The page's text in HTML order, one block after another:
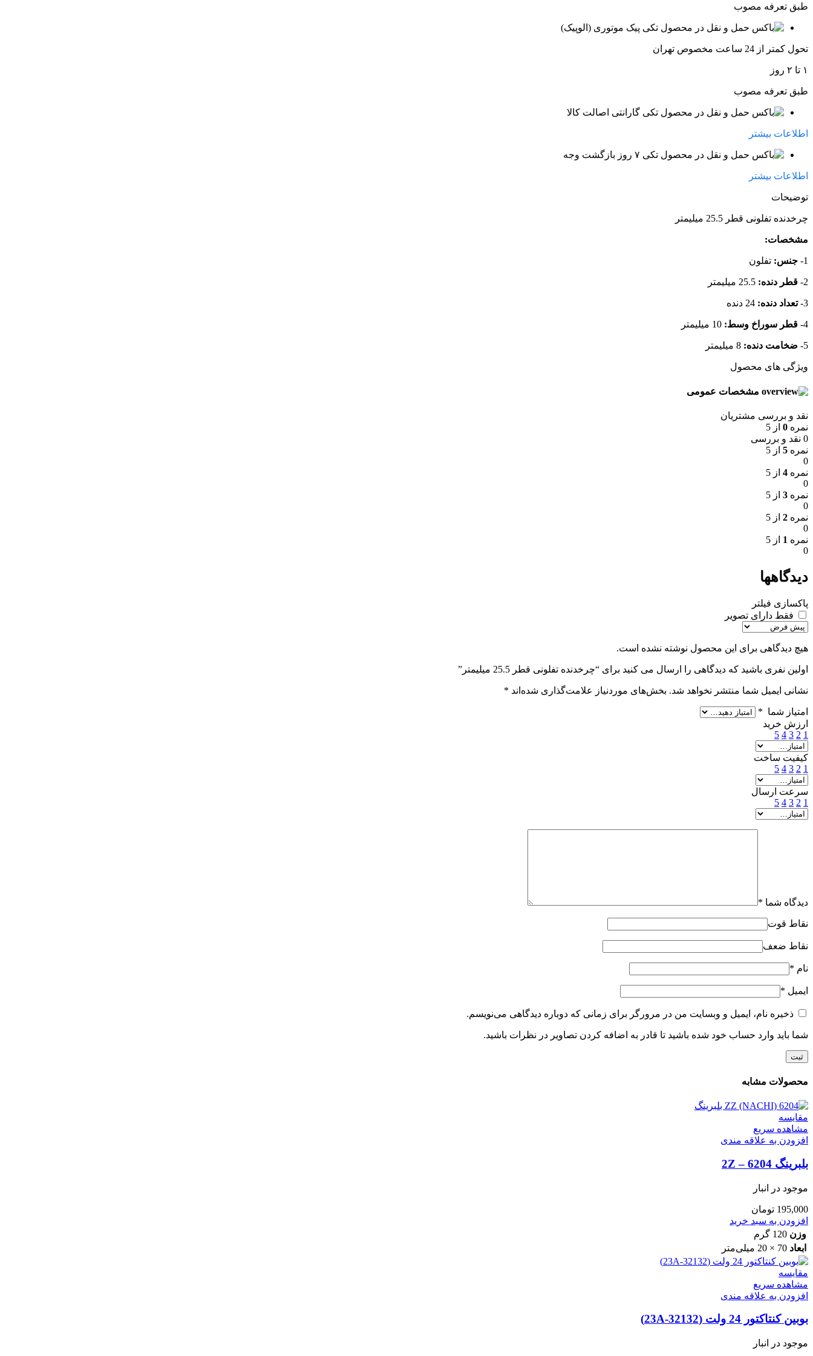
طبق تعرفه مصوب
پیک موتوری (الوپیک)
تحول کمتر از 24 ساعت مخصوص تهران
۱ تا ۲ روز
طبق تعرفه مصوب
گارانتی اصالت کالا
اطلاعات بیشتر
۷ روز بازگشت وجه
اطلاعات بیشتر
توضیحات
چرخدنده تفلونی قطر 25.5 میلیمتر
مشخصات:
1- جنس: تفلون
2- قطر دنده:
3- تعداد دنده:
4- قطر سوراخ وسط:
5- ضخامت دنده:
ویژگی های محصول
مشخصات عمومی
نقد و بررسی مشتریان
نمره 0 از 5
0 نقد و بررسی
نمره 5 از 5
0
نمره 4 از 5
0
نمره 3 از 5
0
نمره 2 از 5
0
نمره 1 از 5
0
دیدگاهها
پاکسازی فیلتر
فقط دارای تصویر
هیچ دیدگاهی برای این محصول نوشته نشده است.
اولین نفری باشید که دیدگاهی را ارسال می کنید برای “چرخدنده تفلونی قطر 25.5 میلیمتر”
نشانی ایمیل شما منتشر نخواهد شد. بخش‌های موردنیاز علامت‌گذاری شده‌اند *
امتیاز شما *
ارزش خرید
1
2
3
4
5
کیفیت ساخت
1
2
3
4
5
سرعت ارسال
1
2
3
4
5
دیدگاه شما *
نقاط قوت
نقاط ضعف
نام *
ایمیل *
ذخیره نام، ایمیل و وبسایت من در مرورگر برای زمانی که دوباره دیدگاهی می‌نویسم.
شما باید وارد حساب خود شده باشید تا قادر به اضافه کردن تصاویر در نظرات باشید.
محصولات مشابه
مقایسه
مشاهده سریع
افزودن به علاقه مندی
بلبرینگ 6204 – 2Z
موجود در انبار
195,000 تومان
افزودن به سبد خرید
وزن 120 گرم
ابعاد 70 × 20 میلی‌متر
مقایسه
مشاهده سریع
افزودن به علاقه مندی
بوبین کنتاکتور 24 ولت (32132-23A)
موجود در انبار